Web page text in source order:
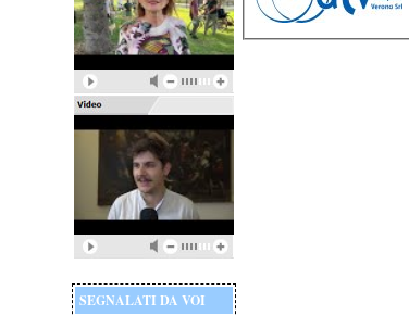
SEGNALATI DA VOI